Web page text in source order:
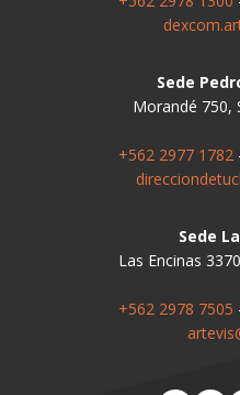
Sede
Morandé 750,
+562 2977 1782
Sede
Las Encinas
+562 2978 7505